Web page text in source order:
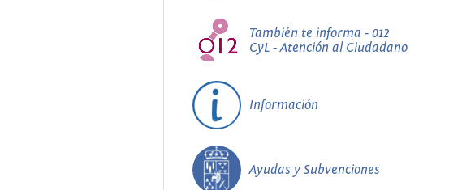
También te informa - 012
CyL - Atención al Ciudadano
Información
Ayudas y Subvenciones